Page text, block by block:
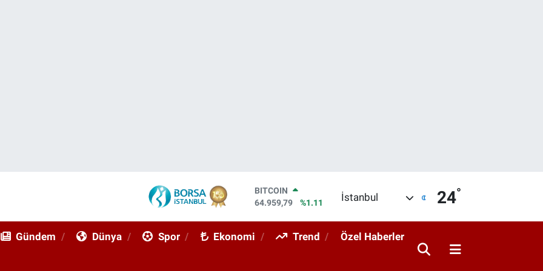
DOLAR
47,7436
%0.18
STERLİN
İstanbul 24°
Gündem Dünya Spor Ekonomi Trend Özel Haberler